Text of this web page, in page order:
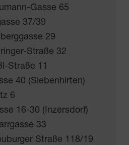
Gasse 65
37/39
29
Straße 32
Straße 11
40 (Siebenhirten)
6
16-30 (Inzersdorf)
33
Straße 118/19